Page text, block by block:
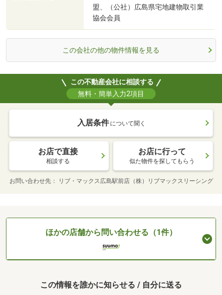
盟、（公社）広島県宅地建物取引業
協会会員
この会社の他の物件情報を見る
この不動産会社に相談する
無料・簡単入力2項目
入居条件 について聞く
お店で直接
相談する
お店に行って
似た物件を探してもらう
お問い合わせ先 リブ・マックス広島駅前店（株）リブマックスリーシング
ほかの店舗から問い合わせる（1件）
この情報を誰かに知らせる / 自分に送る